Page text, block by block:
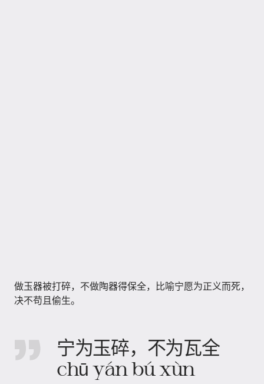
做玉器被打碎，不做陶器得保全，比喻宁愿为正义而死，
决不苟且偷生。
宁为玉碎，不为瓦全
chū yán bú xùn